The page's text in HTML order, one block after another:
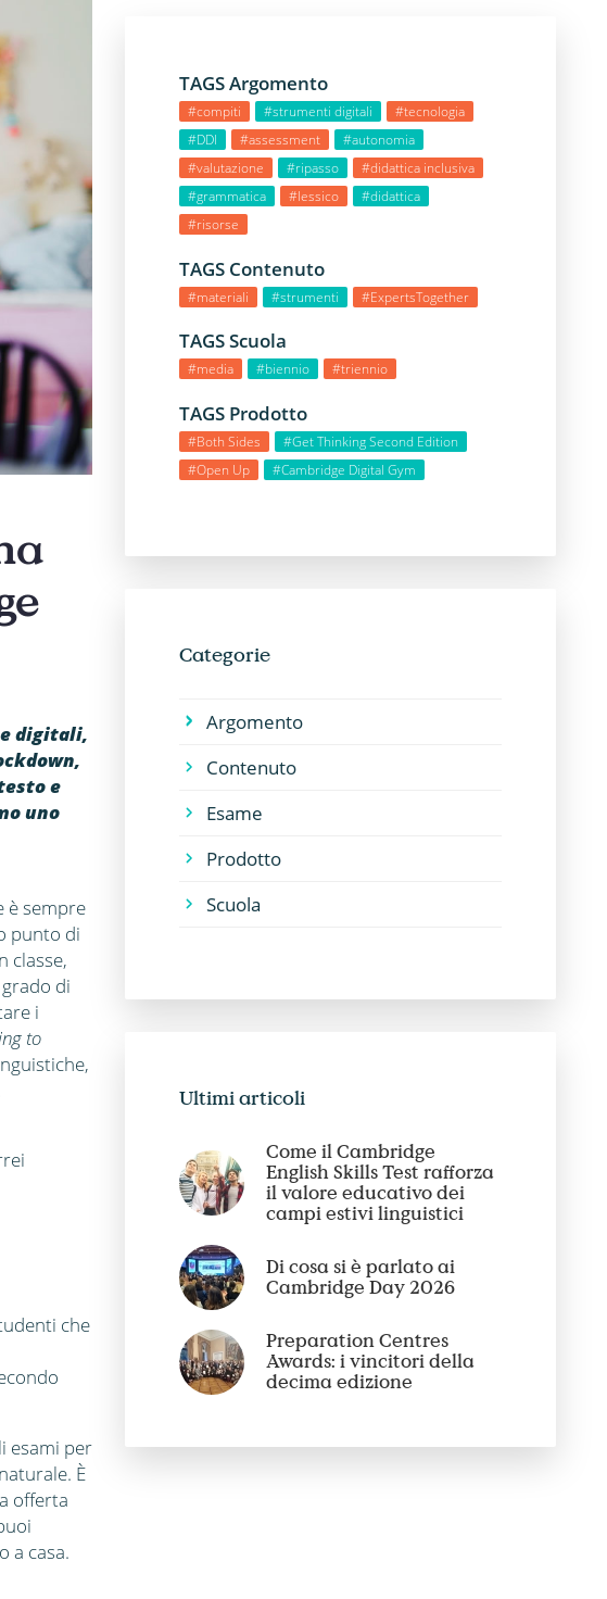
digitali,
e
uno
è sempre
punto di
classe,
di
i
to
che
esami per
È
offerta
a casa.
TAGS Argomento
#compiti #strumenti digitali
#tecnologia
#DDI
#assessment
#autonomia
#valutazione
#ripasso
#didattica inclusiva
#grammatica
#lessico
#didattica
#risorse
TAGS Contenuto
#materiali #strumenti #ExpertsTogether
TAGS Scuola
#media #biennio #triennio
TAGS Prodotto
#Both Sides
#Get Thinking Second Edition
#Open Up
#Cambridge Digital Gym
Categorie
Argomento
Contenuto
Esame
Prodotto
Scuola
Ultimi articoli
Come il Cambridge
English Skills Test rafforza
il valore educativo dei
campi estivi linguistici
Di cosa si è parlato ai
Cambridge Day 2026
Preparation Centres
Awards: i vincitori della
decima edizione